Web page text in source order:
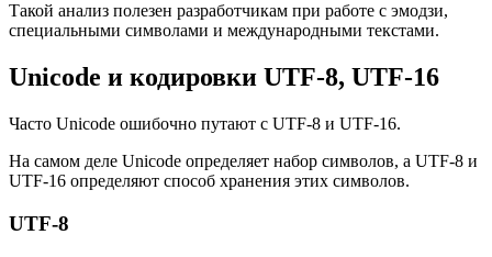
Такой анализ полезен разработчикам при работе с эмодзи,
специальными символами и международными текстами.
Unicode и кодировки UTF-8, UTF-16
Часто Unicode ошибочно путают с UTF-8 и UTF-16.
На самом деле Unicode определяет набор символов, а UTF-8 и
UTF-16 определяют способ хранения этих символов.
UTF-8